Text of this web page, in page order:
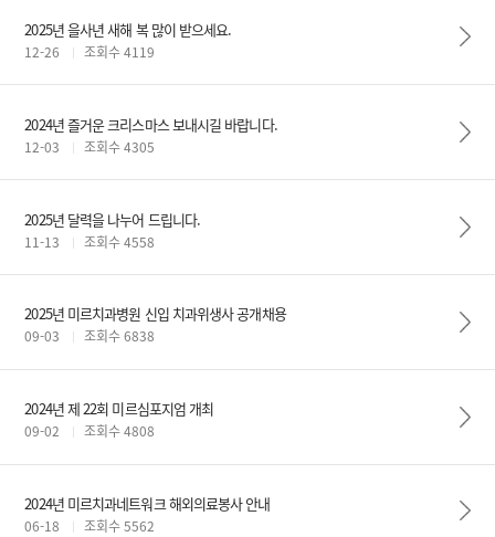
2025년 을사년 새해 복 많이 받으세요.
12-26 조회수 4119
2024년 즐거운 크리스마스 보내시길 바랍니다.
12-03 조회수 4305
2025년 달력을 나누어 드립니다.
11-13 조회수 4558
2025년 미르치과병원 신입 치과위생사 공개채용
09-03 조회수 6838
2024년 제 22회 미르심포지엄 개최
09-02 조회수 4808
2024년 미르치과네트워크 해외의료봉사 안내
06-18 조회수 5562